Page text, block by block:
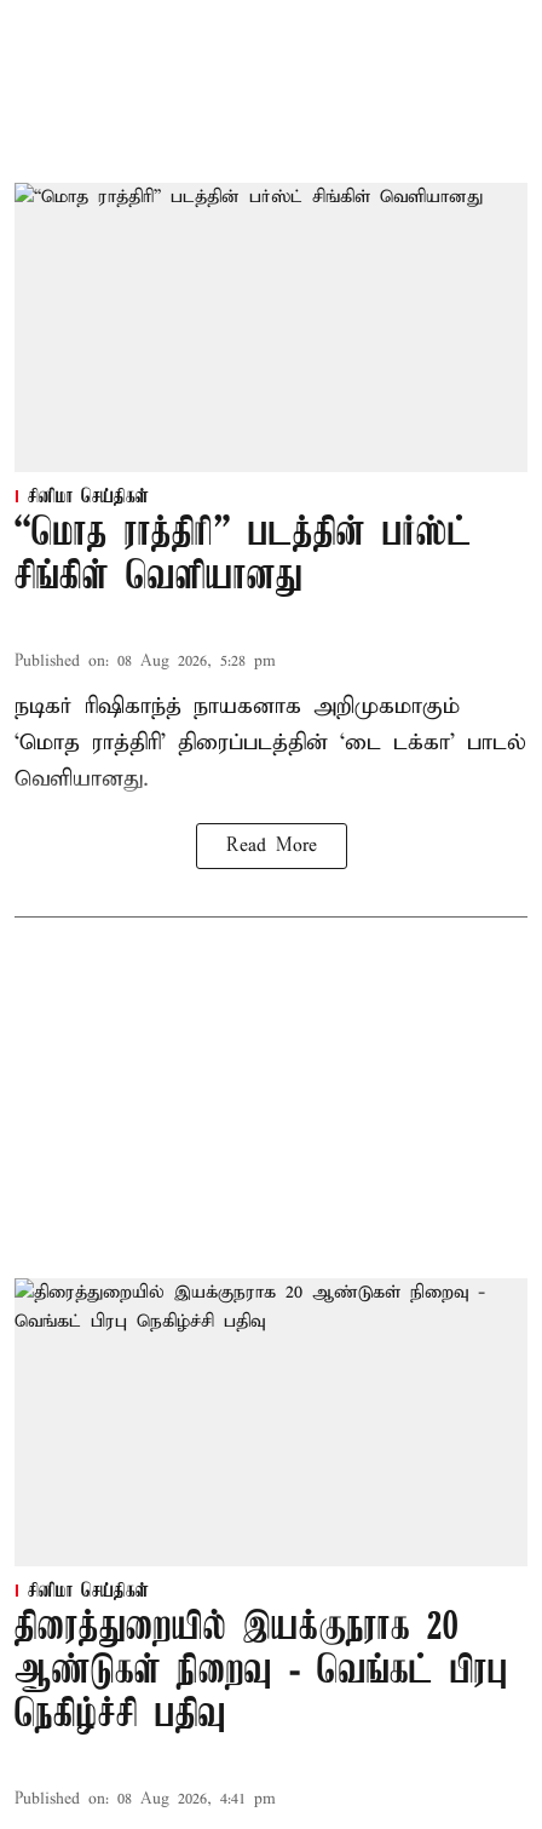
சினிமா செய்திகள்
“மொத ராத்திரி” படத்தின் பர்ஸ்ட்
சிங்கிள் வெளியானது
Published on: 08 Aug 2026, 5:28 pm
நடிகர் ரிஷிகாந்த் நாயகனாக அறிமுகமாகும்
‘மொத ராத்திரி’ திரைப்படத்தின் ‘டை டக்கா’ பாடல்
வெளியானது.
Read More
சினிமா செய்திகள்
திரைத்துறையில் இயக்குநராக 20
ஆண்டுகள் நிறைவு - வெங்கட் பிரபு
நெகிழ்ச்சி பதிவு
Published on: 08 Aug 2026, 4:41 pm